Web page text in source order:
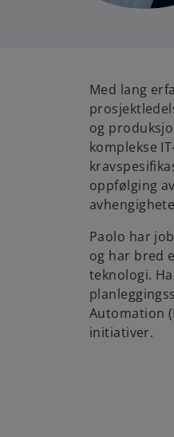
Med lang
og
komplekse
oppfølging
Paolo har
og har bred
teknologi.
Automation
initiativer.